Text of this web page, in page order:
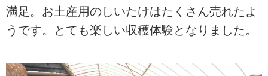
満足。お土産用のしいたけはたくさん売れたよ
うです。とても楽しい収穫体験となりました。